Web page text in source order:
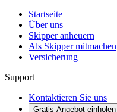
Startseite
Über uns
Skipper anheuern
Als Skipper mitmachen
Versicherung
Support
Kontaktieren Sie uns
Gratis Angebot einholen